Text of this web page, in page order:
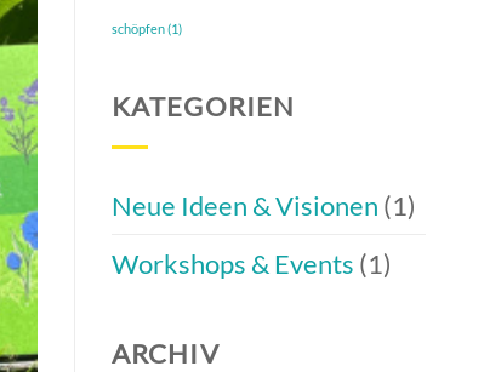
schöpfen(1)
KATEGORIEN
Neue Ideen & Visionen (1)
Workshops & Events (1)
ARCHIV